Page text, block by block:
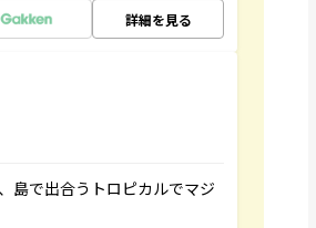
詳細を見る
島で出合うトロピカルでマジ